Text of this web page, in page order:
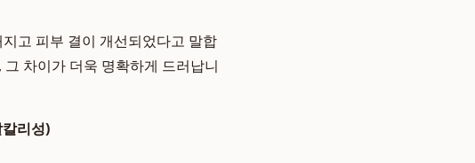
고 피부 결이 개선되었다고 말합
차이가 더욱 명확하게 드러납니
리성)